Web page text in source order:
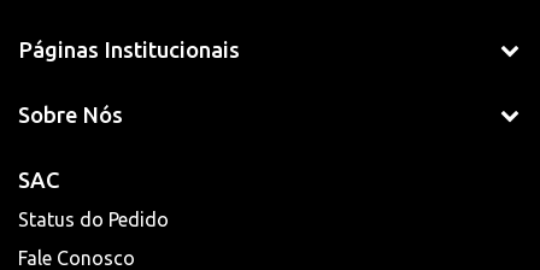
Páginas Institucionais
Sobre Nós
SAC
Status do Pedido
Fale Conosco